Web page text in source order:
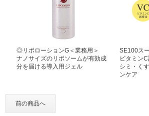
◎リポローションG＜業務用＞
ナノサイズのリポソームが有効成
分を届ける導入用ジェル
SE100ス
ビタミン
シミ・く
ンケア
前の商品へ